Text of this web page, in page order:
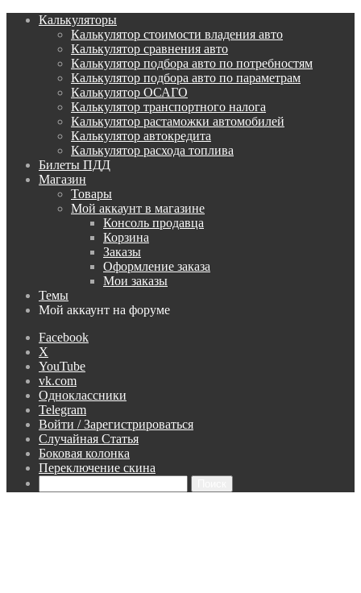
Калькуляторы
Калькулятор стоимости владения авто
Калькулятор сравнения авто
Калькулятор подбора авто по потребностям
Калькулятор подбора авто по параметрам
Калькулятор ОСАГО
Калькулятор транспортного налога
Калькулятор растаможки автомобилей
Калькулятор автокредита
Калькулятор расхода топлива
Билеты ПДД
Магазин
Товары
Мой аккаунт в магазине
Консоль продавца
Корзина
Заказы
Оформление заказа
Мои заказы
Темы
Мой аккаунт на форуме
Facebook
X
YouTube
vk.com
Одноклассники
Telegram
Войти / Зарегистрироваться
Случайная Статья
Боковая колонка
Переключение скина